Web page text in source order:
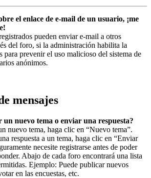
el enlace de e-mail de un usuario, ¡me
pueden enviar e-mail a otros
del foro, si la administración habilita la
para prevenir el uso malicioso del sistema de
anónimos.
mensajes
un nuevo tema o enviar una respuesta?
nuevo tema, haga clic en “Nuevo tema”.
respuesta a un tema, haga clic en “Enviar
necesite registrarse antes de poder
Abajo de cada foro encontrará una lista
Ejemplo: Puede publicar nuevos
en las encuestas, etc.